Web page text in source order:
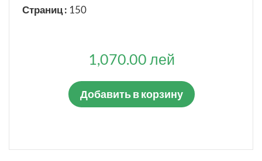
Страниц : 150
1,070.00 лей
Добавить в корзину